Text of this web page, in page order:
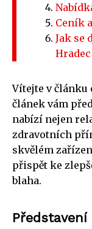
Ceník
Jak se
Hradec
Vítejte v článku
článek vám
nabízí nejen
zdravotních
skvělém
přispět ke
blaha.